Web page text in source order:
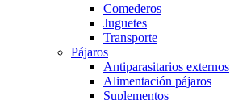
Comederos
Juguetes
Transporte
Pájaros
Antiparasitarios externos
Alimentación pájaros
Suplementos